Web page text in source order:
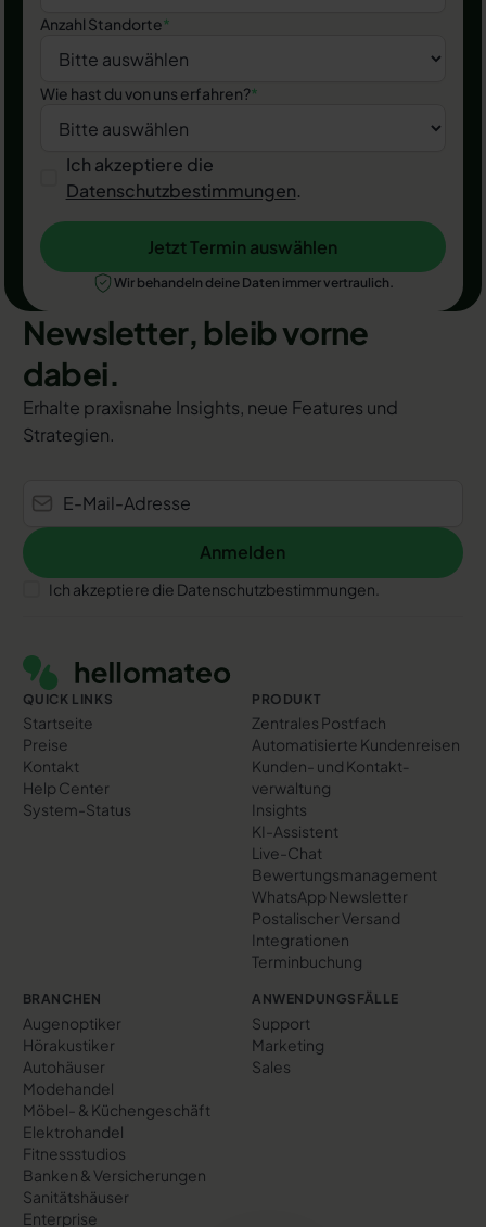
Anzahl Standorte*
Wie hast du von uns erfahren?*
Ich akzeptiere die
Datenschutzbestimmungen.
Jetzt Termin auswählen
Jetzt Termin auswählen
Wir behandeln deine Daten immer vertraulich.
Newsletter, bleib vorne
dabei.
Erhalte praxisnahe Insights, neue Features und
Strategien.
Anmelden
Anmelden
Ich akzeptiere die Datenschutzbestimmungen.
QUICK LINKS
Startseite
Preise
Kontakt
Help Center
System-Status
PRODUKT
Zentrales Postfach
Automatisierte Kundenreisen
Kunden- und Kontakt­
verwaltung
Insights
KI-Assistent
Live-Chat
Bewertungs­management
WhatsApp Newsletter
Postalischer Versand
Integrationen
Terminbuchung
BRANCHEN
Augenoptiker
Hörakustiker
Autohäuser
Modehandel
Möbel- & Küchengeschäft
Elektrohandel
Fitnessstudios
Banken & Versicherungen
Sanitätshäuser
Enterprise
ANWENDUNGSFÄLLE
Support
Marketing
Sales